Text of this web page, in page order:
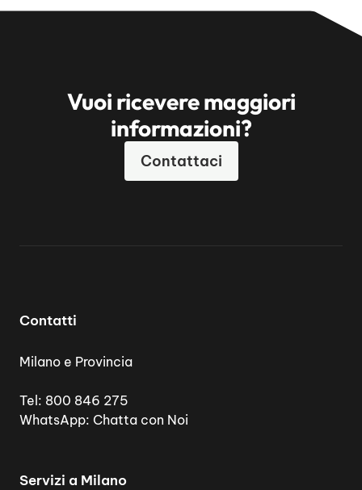
Vuoi ricevere maggiori
informazioni?
Contattaci
Contatti
Milano e Provincia
Tel: 800 846 275
WhatsApp: Chatta con Noi
Servizi a Milano